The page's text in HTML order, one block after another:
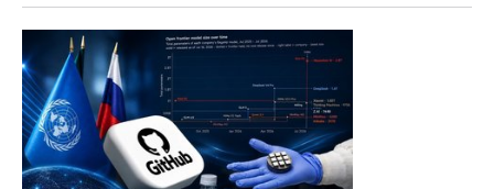
ЭНЕРГЕТИКА
ТЕЛЕКОММУНИКАЦИИ
БИЗНЕС-БРАНЧИ
ONLINE-КОНФЕРЕНЦИИ
ОТКРЫТАЯ ЛЕКЦИЯ
ФУТБОЛ
ХОККЕЙ
БАСКЕТБОЛ
НОВОСТИ ОБЩЕСТВА
ВЛАСТЬ
ИНФРАСТРУКТУРА
ФОТОГАЛЕРЕЯ
СЮЖЕТЫ
СПРАВОЧНИК